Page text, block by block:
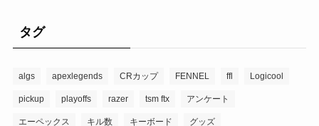
タグ
algs apexlegends CRカップ FENNEL ffl Logicool
pickup playoffs razer tsm ftx アンケート
エーペックス キル数 キーボード グッズ